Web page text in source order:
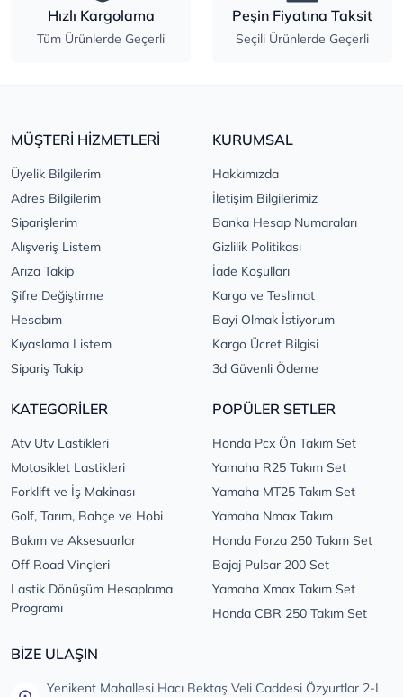
Hızlı Kargolama
Tüm Ürünlerde Geçerli
Peşin Fiyatına Taksit
Seçili Ürünlerde Geçerli
MÜŞTERİ HİZMETLERİ
Üyelik Bilgilerim
Adres Bilgilerim
Siparişlerim
Alışveriş Listem
Arıza Takip
Şifre Değiştirme
Hesabım
Kıyaslama Listem
Sipariş Takip
KURUMSAL
Hakkımızda
İletişim Bilgilerimiz
Banka Hesap Numaraları
Gizlilik Politikası
İade Koşulları
Kargo ve Teslimat
Bayi Olmak İstiyorum
Kargo Ücret Bilgisi
3d Güvenli Ödeme
KATEGORİLER
Atv Utv Lastikleri
Motosiklet Lastikleri
Forklift ve İş Makinası
Golf, Tarım, Bahçe ve Hobi
Bakım ve Aksesuarlar
Off Road Vinçleri
Lastik Dönüşüm Hesaplama
Programı
POPÜLER SETLER
Honda Pcx Ön Takım Set
Yamaha R25 Takım Set
Yamaha MT25 Takım Set
Yamaha Nmax Takım
Honda Forza 250 Takım Set
Bajaj Pulsar 200 Set
Yamaha Xmax Takım Set
Honda CBR 250 Takım Set
BİZE ULAŞIN
Yenikent Mahallesi Hacı Bektaş Veli Caddesi Özyurtlar 2-I